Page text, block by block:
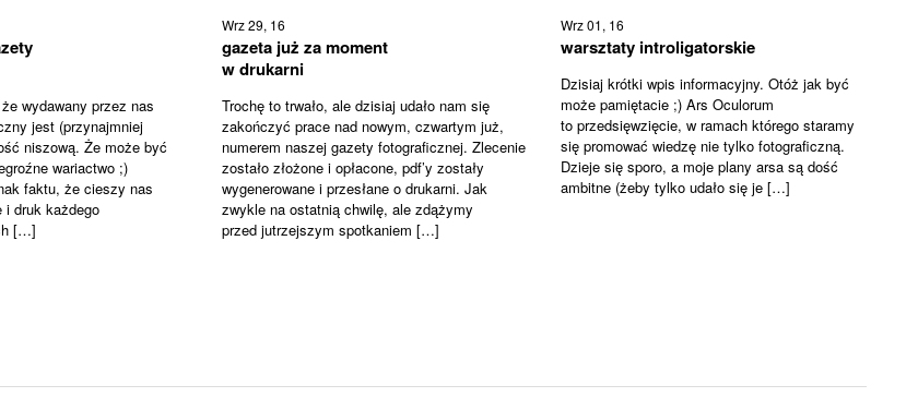
wydawany przez nas
jest (przynajmniej
niszową. Że może być
wariactwo ;)
faktu, że cieszy nas
i druk każdego
[…]
Wrz 29, 16
gazeta już za moment
w drukarni
Trochę to trwało, ale dzisiaj udało nam się
zakończyć prace nad nowym, czwartym już,
numerem naszej gazety fotograficznej. Zlecenie
zostało złożone i opłacone, pdf’y zostały
wygenerowane i przesłane o drukarni. Jak
zwykle na ostatnią chwilę, ale zdążymy
przed jutrzejszym spotkaniem […]
Wrz 01, 16
warsztaty introligatorskie
Dzisiaj krótki wpis informacyjny. Otóż jak być
może pamiętacie ;) Ars Oculorum
to przedsięwzięcie, w ramach którego staramy
się promować wiedzę nie tylko fotograficzną.
Dzieje się sporo, a moje plany arsa są dość
ambitne (żeby tylko udało się je […]